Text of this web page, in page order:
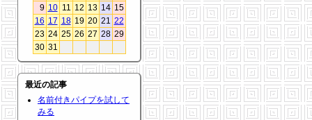
9 10 11 12 13 14 15
16 17 18 19 20 21 22
23 24 25 26 27 28 29
30 31
最近の記事
名前付きパイプを試して
みる